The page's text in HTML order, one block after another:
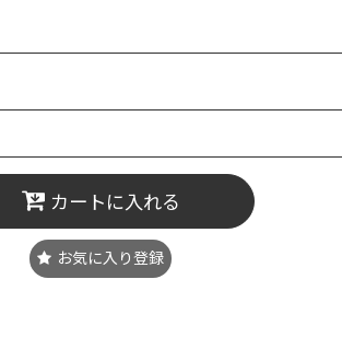
カートに入れる
お気に入り登録